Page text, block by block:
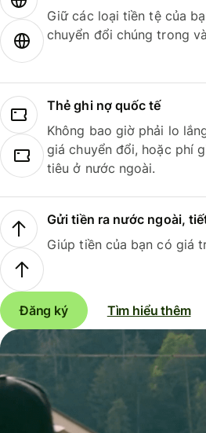
Giữ các loại tiền tệ của
chuyển đổi chúng trong
Thẻ ghi nợ quốc tế
Không bao giờ phải lo
giá chuyển đổi, hoặc phí
tiêu ở nước ngoài.
Gửi tiền ra nước ngoài,
Giúp tiền của bạn có giá
Đăng ký Tìm hiểu thêm